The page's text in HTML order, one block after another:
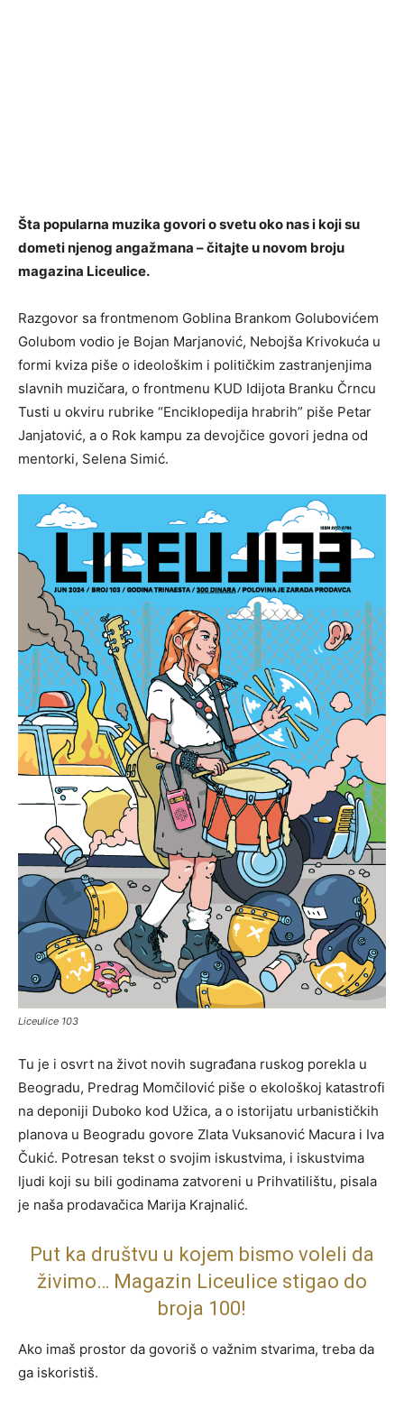
Šta popularna muzika govori o svetu oko nas i koji su
dometi njenog angažmana – čitajte u novom broju
magazina Liceulice.
Razgovor sa frontmenom Goblina Brankom Golubovićem
Golubom vodio je Bojan Marjanović, Nebojša Krivokuća u
formi kviza piše o ideološkim i političkim zastranjenjima
slavnih muzičara, o frontmenu KUD Idijota Branku Črncu
Tusti u okviru rubrike “Enciklopedija hrabrih” piše Petar
Janjatović, a o Rok kampu za devojčice govori jedna od
mentorki, Selena Simić.
Liceulice 103
Tu je i osvrt na život novih sugrađana ruskog porekla u
Beogradu, Predrag Momčilović piše o ekološkoj katastrofi
na deponiji Duboko kod Užica, a o istorijatu urbanističkih
planova u Beogradu govore Zlata Vuksanović Macura i Iva
Čukić. Potresan tekst o svojim iskustvima, i iskustvima
ljudi koji su bili godinama zatvoreni u Prihvatilištu, pisala
je naša prodavačica Marija Krajnalić.
Put ka društvu u kojem bismo voleli da
živimo… Magazin Liceulice stigao do
broja 100!
Ako imaš prostor da govoriš o važnim stvarima, treba da
ga iskoristiš.